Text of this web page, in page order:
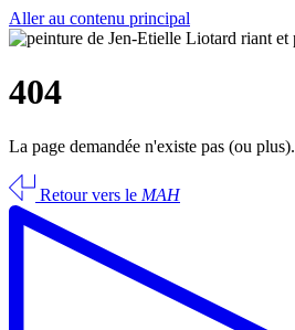
Aller au contenu principal
404
La page demandée n'existe pas (ou plus).
Retour vers le MAH